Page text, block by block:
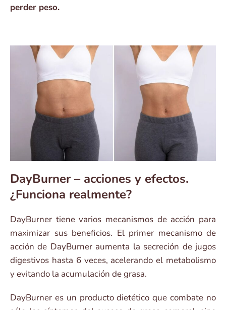
perder peso.
DayBurner – acciones y efectos.
¿Funciona realmente?
DayBurner tiene varios mecanismos de acción para
maximizar sus beneficios. El primer mecanismo de
acción de DayBurner aumenta la secreción de jugos
digestivos hasta 6 veces, acelerando el metabolismo
y evitando la acumulación de grasa.
DayBurner es un producto dietético que combate no